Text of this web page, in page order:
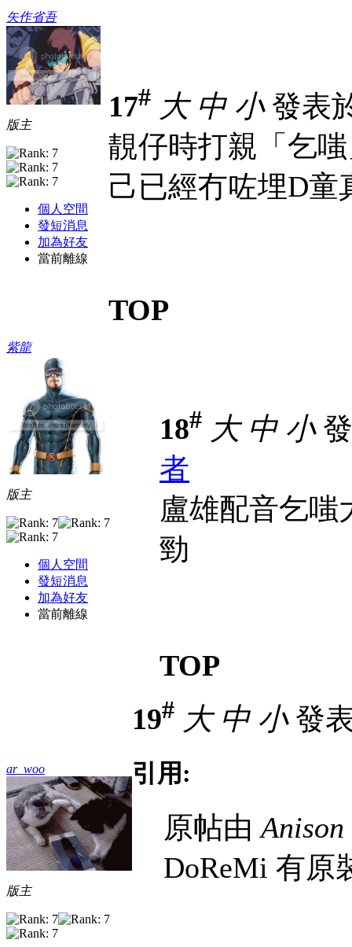
矢作省吾
版主
個人空間
發短消息
加為好友
當前離線
17# 大 中 小發表
靚仔時打親「乞
己已經冇咗埋D
TOP
紫龍
版主
個人空間
發短消息
加為好友
當前離線
18# 大 中 小
者
盧雄配音乞嗤
勁
TOP
ar_woo
版主
19# 大 中 小發
引用:
原帖由Anison
DoReMi 有原